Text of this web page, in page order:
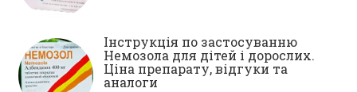
Інструкція по застосуванню
Немозола для дітей і дорослих.
Ціна препарату, відгуки та
аналоги